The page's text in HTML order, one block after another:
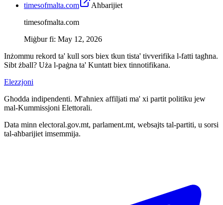
timesofmalta.com
Aħbarijiet
timesofmalta.com
Miġbur fi: May 12, 2026
Inżommu rekord ta' kull sors biex tkun tista' tivverifika l-fatti tagħna.
Sibt żball? Uża l-paġna ta' Kuntatt biex tinnotifikana.
Elezzjoni
Għodda indipendenti. M'aħniex affiljati ma' xi partit politiku jew
mal-Kummissjoni Elettorali.
Data minn electoral.gov.mt, parlament.mt, websajts tal-partiti, u sorsi
tal-aħbarijiet imsemmija.